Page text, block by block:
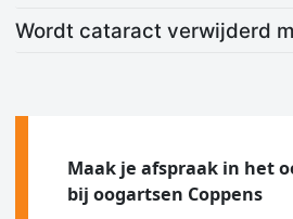
Wordt cataract verwijderd
Maak je afspraak in het
bij oogartsen Coppens